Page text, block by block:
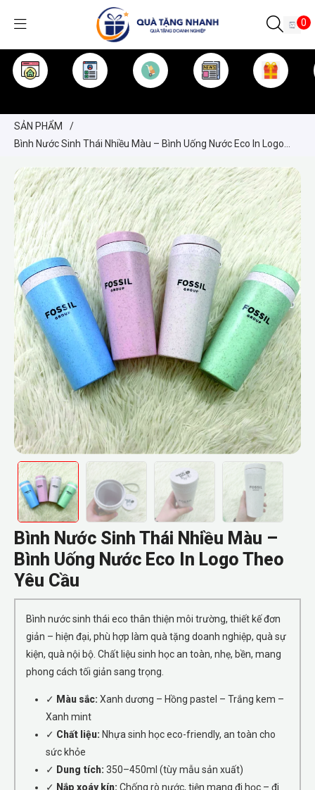
0
SẢN PHẨM
/
Bình Nước Sinh Thái Nhiều Màu – Bình Uống Nước Eco In Logo
Bình Nước Sinh Thái Nhiều Màu –
Bình Uống Nước Eco In Logo Theo
Yêu Cầu
Bình nước sinh thái eco thân thiện môi trường, thiết kế đơn
giản – hiện đại, phù hợp làm quà tặng doanh nghiệp, quà sự
kiện, quà nội bộ. Chất liệu sinh học an toàn, nhẹ, bền, mang
phong cách tối giản sang trọng.
✓ Màu sắc: Xanh dương – Hồng pastel – Trắng kem –
Xanh mint
✓ Chất liệu: Nhựa sinh học eco-friendly, an toàn cho
sức khỏe
✓ Dung tích: 350–450ml (tùy mẫu sản xuất)
✓ Nắp xoáy kín: Chống rò nước, tiện mang đi học – đi